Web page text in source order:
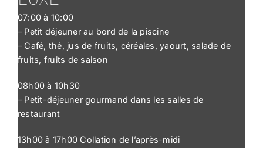
07:00 à 10:00
– Petit déjeuner au bord de la piscine
– Café, thé, jus de fruits, céréales, yaourt, salade de
fruits, fruits de saison
08h00 à 10h30
– Petit-déjeuner gourmand dans les salles de
restaurant
13h00 à 17h00 Collation de l’après-midi